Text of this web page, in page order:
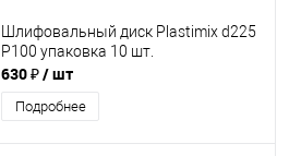
Шлифовальный диск Plastimix d225
P100 упаковка 10 шт.
630 ₽/ шт
Подробнее